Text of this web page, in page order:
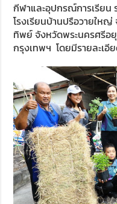
กีฬาและอุปกรณ์การเรียน
โรงเรียนบ้านปรือวายให
ทิพย์ จังหวัดพระนครศรีอ
กรุงเทพฯ โดยมีรายละเอี